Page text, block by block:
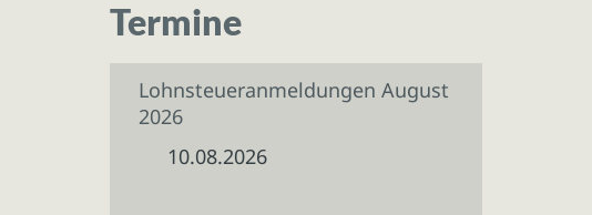
Termine
Lohnsteueranmeldungen August
2026
10.08.2026